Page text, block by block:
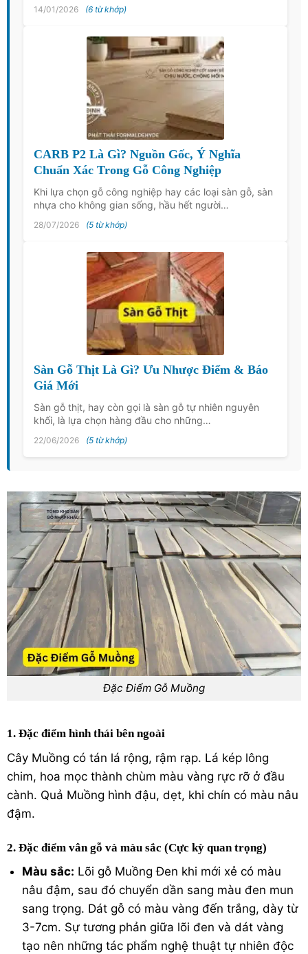
14/01/2026 (6 từ khớp)
CARB P2 Là Gì? Nguồn Gốc, Ý Nghĩa
Chuẩn Xác Trong Gỗ Công Nghiệp
Khi lựa chọn gỗ công nghiệp hay các loại sàn gỗ, sàn
nhựa cho không gian sống, hầu hết người…
28/07/2026 (5 từ khớp)
Sàn Gỗ Thịt Là Gì? Ưu Nhược Điểm & Báo
Giá Mới
Sàn gỗ thịt, hay còn gọi là sàn gỗ tự nhiên nguyên
khối, là lựa chọn hàng đầu cho những…
22/06/2026 (5 từ khớp)
Đặc Điểm Gỗ Muồng
1. Đặc điểm hình thái bên ngoài
Cây Muồng có tán lá rộng, rậm rạp. Lá kép lông
chim, hoa mọc thành chùm màu vàng rực rỡ ở đầu
cành. Quả Muồng hình đậu, dẹt, khi chín có màu nâu
đậm.
2. Đặc điểm vân gỗ và màu sắc (Cực kỳ quan trọng)
Màu sắc: Lõi gỗ Muồng Đen khi mới xẻ có màu
nâu đậm, sau đó chuyển dần sang màu đen mun
sang trọng. Dát gỗ có màu vàng đến trắng, dày từ
3-7cm. Sự tương phản giữa lõi đen và dát vàng
tạo nên những tác phẩm nghệ thuật tự nhiên độc